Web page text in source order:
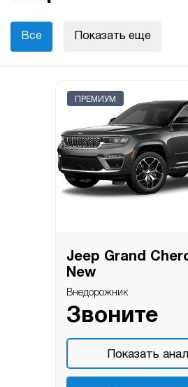
Все Показать еще
ПРЕМИУМ
Jeep Grand
New
Внедорожник
Звоните
Показать